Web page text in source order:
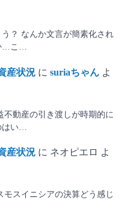
？ なんか文言が簡素化され
…こ…
産状況 に suriaちゃん よ
動産の引き渡しが時期的に
い…
産状況 に ネオピエロ よ
モスイニシアの決算どう感じ